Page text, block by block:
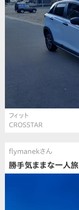
フィット
CROSSTAR
flymanekさん
勝手気ままな一人旅